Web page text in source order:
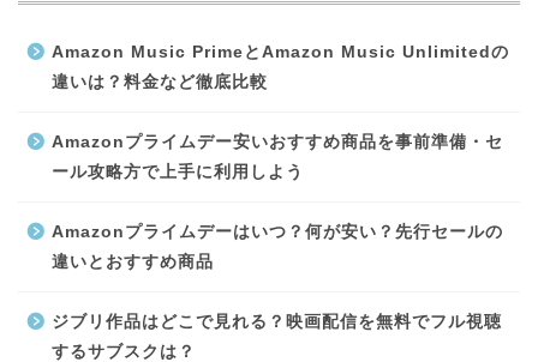
Amazon Music PrimeとAmazon Music Unlimitedの
違いは？料金など徹底比較
Amazonプライムデー安いおすすめ商品を事前準備・セ
ール攻略方で上手に利用しよう
Amazonプライムデーはいつ？何が安い？先行セールの
違いとおすすめ商品
ジブリ作品はどこで見れる？映画配信を無料でフル視聴
するサブスクは？